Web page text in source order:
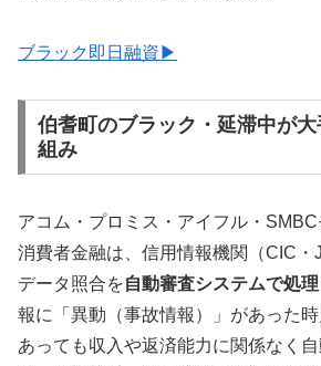
ブラック即日融資▶
伯耆町のブラック・延滞中が
組み
アコム・プロミス・アイフル・
消費者金融は、信用情報機関（CIC
データ照合を自動審査システムで処理
報に「異動（事故情報）」があった
あっても収入や返済能力に関係なく